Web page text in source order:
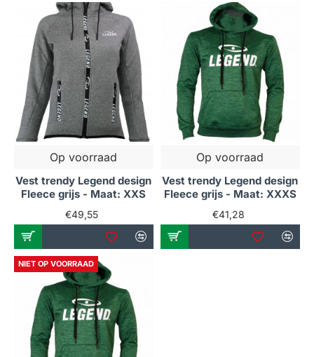
Op voorraad
Vest trendy Legend design
Fleece grijs - Maat: XXS
€49,55
Op voorraad
Vest trendy Legend design
Fleece grijs - Maat: XXXS
€41,28
NIET OP VOORRAAD